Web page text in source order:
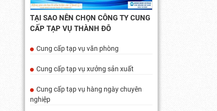
TẠI SAO NÊN CHỌN CÔNG TY CUNG
CẤP TẠP VỤ THÀNH ĐÔ
Cung cấp tạp vụ văn phòng
Cung cấp tạp vụ xưởng sản xuất
Cung cấp tạp vụ hàng ngày chuyên
nghiệp